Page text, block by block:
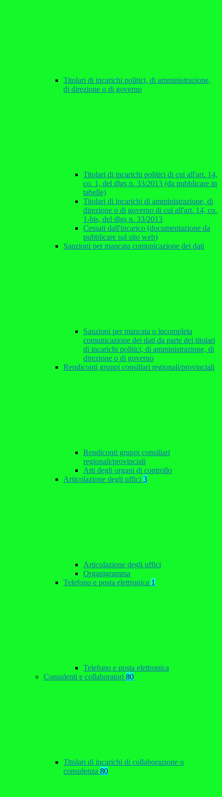
Titolari di incarichi politici, di amministrazione,
di direzione o di governo
Titolari di incarichi politici di cui all'art. 14,
co. 1, del dlgs n. 33/2013 (da pubblicare in
tabelle)
Titolari di incarichi di amministrazione, di
direzione o di governo di cui all'art. 14, co.
1-bis, del dlgs n. 33/2013
Cessati dall'incarico (documentazione da
pubblicare sul sito web)
Sanzioni per mancata comunicazione dei dati
Sanzioni per mancata o incompleta
comunicazione dei dati da parte dei titolari
di incarichi politici, di amministrazione, di
direzione o di governo
Rendiconti gruppi consiliari regionali/provinciali
Rendiconti gruppi consiliari
regionali/provinciali
Atti degli organi di controllo
Articolazione degli uffici 3
Articolazione degli uffici
Organigramma
Telefono e posta elettronica 1
Telefono e posta elettronica
Consulenti e collaboratori 80
Titolari di incarichi di collaborazione o
consulenza 80